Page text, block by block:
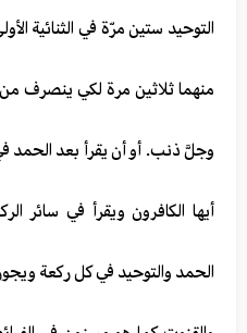
التوحيد ستين مرّة في الثنائية
منهما ثلاثين مرة لكي ينصرف من
وجلَّ ذنب. أو أن يقرأ بعد الحمد في
أيها الكافرون ويقرأ في سائر
الحمد والتوحيد في كل ركعة